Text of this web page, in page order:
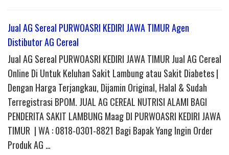
Jual AG Sereal PURWOASRI KEDIRI JAWA TIMUR Agen
Distibutor AG Cereal
Jual AG Sereal PURWOASRI KEDIRI JAWA TIMUR Jual AG Cereal
Online Di Untuk Keluhan Sakit Lambung atau Sakit Diabetes |
Dengan Harga Terjangkau, Dijamin Original, Halal & Sudah
Terregistrasi BPOM. JUAL AG CEREAL NUTRISI ALAMI BAGI
PENDERITA SAKIT LAMBUNG Maag DI PURWOASRI KEDIRI JAWA
TIMUR | WA : 0818-0301-8821 Bagi Bapak Yang Ingin Order
Produk AG …